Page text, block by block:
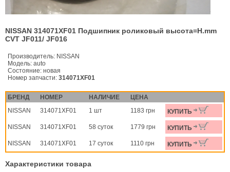
NISSAN 314071XF01 Подшипник роликовый высота=H.mm
CVT JF011/ JF016
Производитель: NISSAN
Модель: auto
Состояние: новая
Номер запчасти: 314071XF01
БРЕНД НОМЕР НАЛИЧИЕ
ЦЕНА
NISSAN
314071XF01 1 шт 1183 грн КУПИТЬ
NISSAN 314071XF01 58 суток 1779 грн КУПИТЬ
NISSAN 314071XF01 17 суток 1110 грн КУПИТЬ
Характеристики товара